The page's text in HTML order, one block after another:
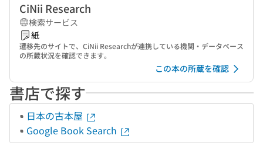
CiNii Research
検索サービス
紙
遷移先のサイトで、CiNii Researchが連携している機関・データベース
の所蔵状況を確認できます。
この本の所蔵を確認
書店で探す
日本の古本屋
Google Book Search